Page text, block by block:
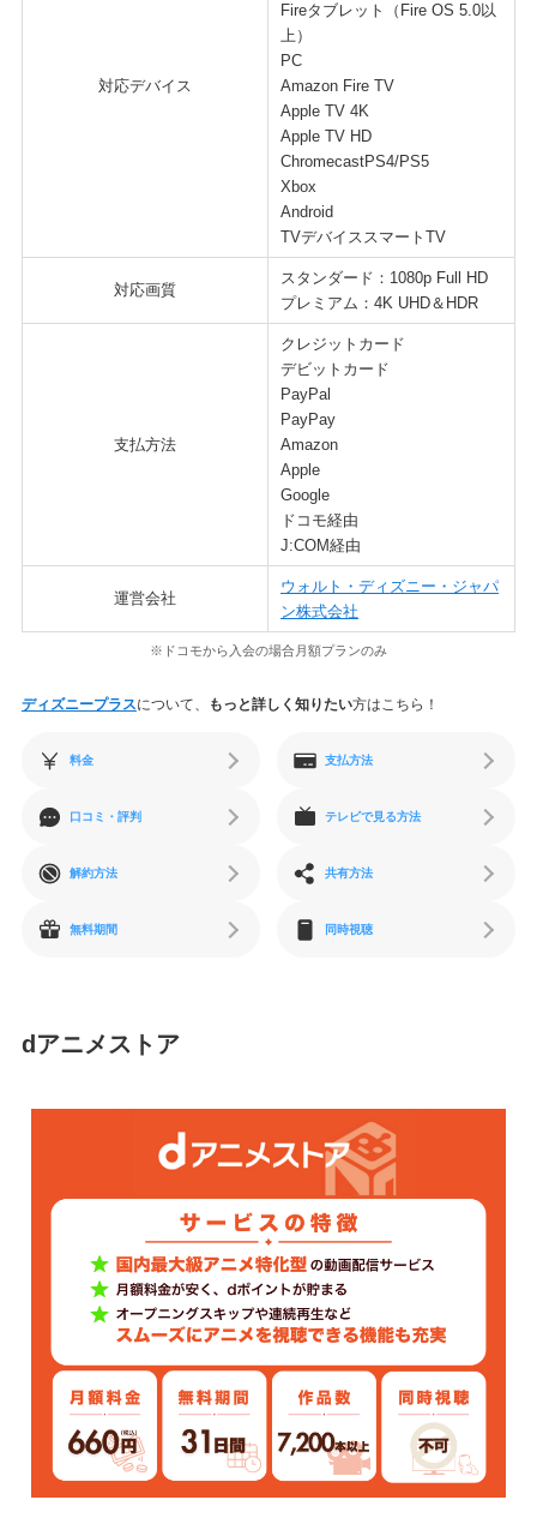
対応デバイス
Fireタブレット（Fire OS 5.0以
上）
PC
Amazon Fire TV
Apple TV 4K
Apple TV HD
ChromecastPS4/PS5
Xbox
Android
TVデバイススマートTV
対応画質
スタンダード：1080p Full HD
プレミアム：4K UHD＆HDR
支払方法
クレジットカード
デビットカード
PayPal
PayPay
Amazon
Apple
Google
ドコモ経由
J:COM経由
運営会社
ウォルト・ディズニー・ジャパ
ン株式会社
※ドコモから入会の場合月額プランのみ
ディズニープラスについて、 もっと詳しく知りたい方はこちら！
料金 支払方法
口コミ・評判 テレビで見る方法
解約方法 共有方法
無料期間 同時視聴
dアニメストア